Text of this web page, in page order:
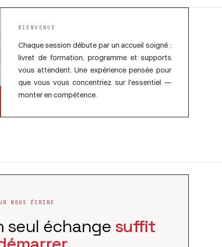
BIENVENUE
Chaque session débute par un accueil soigné :
livret de formation, programme et supports
vous attendent. Une expérience pensée pour
que vous vous concentriez sur l'essentiel —
monter en compétence.
NOUS ÉCRIRE
seul échange suffit